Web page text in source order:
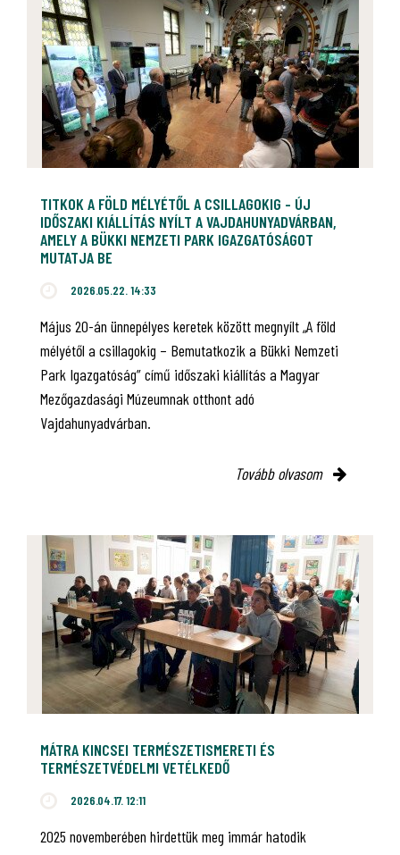
TITKOK A FÖLD MÉLYÉTŐL A CSILLAGOKIG - ÚJ
IDŐSZAKI KIÁLLÍTÁS NYÍLT A VAJDAHUNYADVÁRBAN,
AMELY A BÜKKI NEMZETI PARK IGAZGATÓSÁGOT
MUTATJA BE
2026.05.22. 14:33
Május 20-án ünnepélyes keretek között megnyílt „A föld
mélyétől a csillagokig – Bemutatkozik a Bükki Nemzeti
Park Igazgatóság” című időszaki kiállítás a Magyar
Mezőgazdasági Múzeumnak otthont adó
Vajdahunyadvárban.
Tovább olvasom
MÁTRA KINCSEI TERMÉSZETISMERETI ÉS
TERMÉSZETVÉDELMI VETÉLKEDŐ
2026.04.17. 12:11
2025 novemberében hirdettük meg immár hatodik